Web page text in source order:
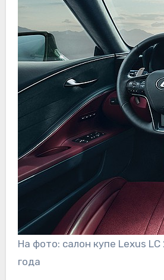
На фото: салон купе Lexus
года